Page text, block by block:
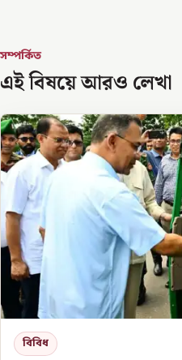
সম্পর্কিত
এই বিষয়ে আরও লেখা
বিবিধ